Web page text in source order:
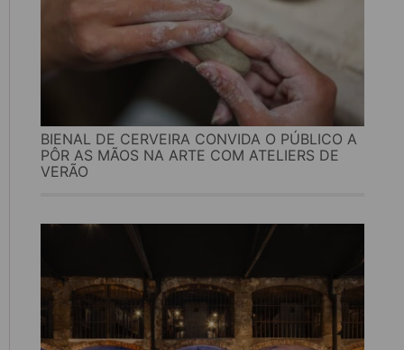
BIENAL DE CERVEIRA CONVIDA O PÚBLICO A
PÔR AS MÃOS NA ARTE COM ATELIERS DE
VERÃO